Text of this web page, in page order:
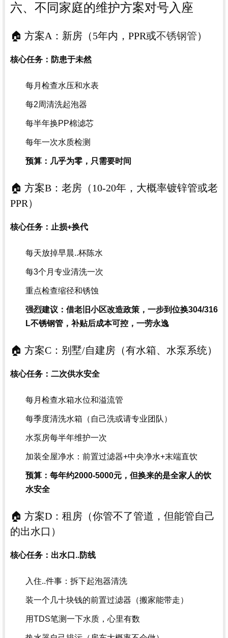
六、不同家庭的维护方案对号入座
🏠 方案A：新房（5年内，PPR或不锈钢管）
核心任务：防患于未然
每月检查水压和水表
每2周清洗起泡器
每半年换PP棉滤芯
每年一次水质检测
预算：几乎为零，只需要时间
🏠 方案B：老房（10-20年，大概率镀锌管或老
PPR）
核心任务：止损+换代
每天放掉早晨..杯陈水
每3个月专业清洗一次
重点检查缩径和锈蚀
强烈建议：借老旧小区改造政策，一步到位换304/316
L不锈钢管，补贴后成本可控，一劳永逸
🏠 方案C：别墅/自建房（有水箱、水泵系统）
核心任务：二次供水安全
每月检查水箱水位和溢流管
每季度清洗水箱（自己洗或请专业团队）
水泵房每半年维护一次
加装全屋净水：前置过滤器+中央净水+末端直饮
预算：每年约2000-5000元，但换来的是全家人的饮
水安全
🏠 方案D：租房（你管不了管道，但能管自己
的出水口）
核心任务：出水口..防线
入住..件事：拆下起泡器清洗
装一个几十块钱的前置过滤器（搬家能带走）
用TDS笔测一下水质，心里有数